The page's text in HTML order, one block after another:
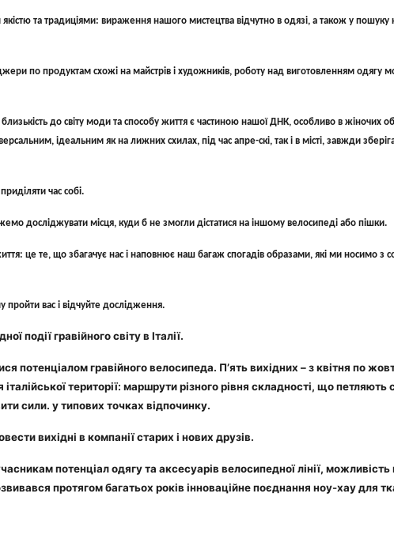
та традиціями: вираження нашого мистецтва відчутно в одязі, а також у пошуку
по продуктам схожі на майстрів і художників, роботу над виготовленням одягу
до світу моди та способу життя є частиною нашої ДНК, особливо в жіночих
ідеальним як на лижних схилах, під час апре-скі, так і в місті, завжди
час собі.
досліджувати місця, куди б не змогли дістатися на іншому велосипеді або пішки.
це те, що збагачує нас і наповнює наш багаж спогадів образами, які ми носимо з
пройти вас і відчуйте дослідження.
події гравійного світу в Італії.
гравійного велосипеда. П’ять вихідних – з квітня по
території: маршрути різного рівня складності, що
сили. у типових точках відпочинку.
вихідні в компанії старих і нових друзів.
потенціал одягу та аксесуарів велосипедної лінії,
протягом багатьох років інноваційне поєднання ноу-хау для